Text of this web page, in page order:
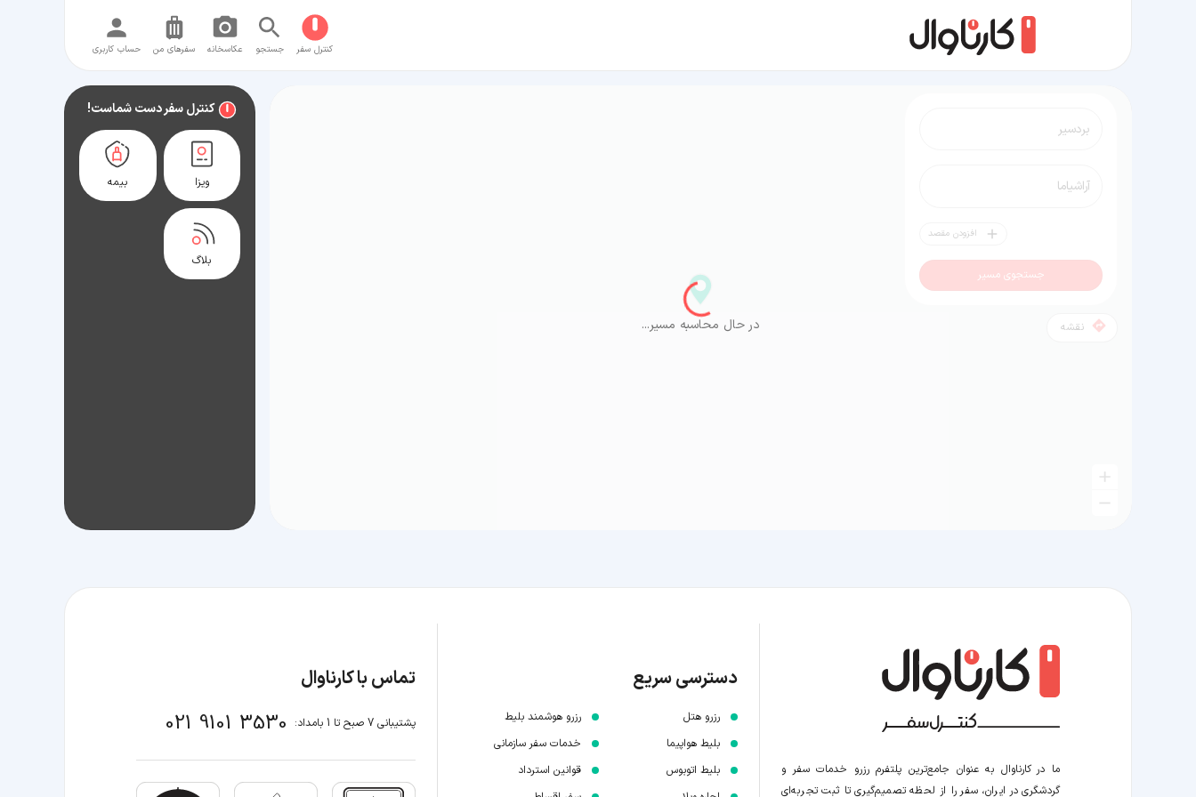
کنترل سفر جستجو عکاسخانه سفر‌های من حساب کاربری
افزودن مقصد
جستجوی مسیر
نقشه در حال محاسبه مسیر...
کنترل سفر دست شماست!
ویزا بیمه
بلاگ
ما در کارناوال به عنوان جامع‌ترین پلتفرم رزرو خدمات سفر و
گردشگری در ایران، سفر را از لحظه‌ تصمیم‌گیری تا ثبت تجربه‌ای
دسترسی سریع
رزرو هتل
بلیط هواپیما
بلیط اتوبوس
رزرو هوشمند بلیط
خدمات سفر سازمانی
قوانین استرداد
تماس با کارناوال
پشتیبانی 7 صبح تا 1 بامداد: 021 9101 3530